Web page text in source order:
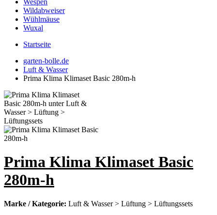
Wespen
Wildabweiser
Wühlmäuse
Wuxal
Startseite
garten-bolle.de
Luft & Wasser
Prima Klima Klimaset Basic 280m-h
Prima Klima Klimaset Basic
280m-h
Marke / Kategorie: Luft & Wasser > Lüftung > Lüftungssets